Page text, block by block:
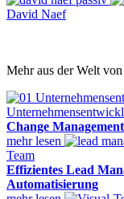
David Naef
Mehr aus der Welt von
Change Management
mehr lesen
Team
Effizientes Lead
Automatisierung